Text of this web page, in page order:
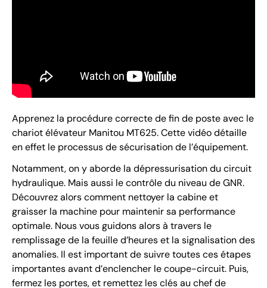
Apprenez la procédure correcte de fin de poste avec le
chariot élévateur Manitou MT625. Cette vidéo détaille
en effet le processus de sécurisation de l’équipement.
Notamment, on y aborde la dépressurisation du circuit
hydraulique. Mais aussi le contrôle du niveau de GNR.
Découvrez alors comment nettoyer la cabine et
graisser la machine pour maintenir sa performance
optimale. Nous vous guidons alors à travers le
remplissage de la feuille d’heures et la signalisation des
anomalies. Il est important de suivre toutes ces étapes
importantes avant d’enclencher le coupe-circuit. Puis,
fermez les portes, et remettez les clés au chef de